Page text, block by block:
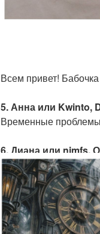
Всем привет!
5. Анна или Kwinto,
Временные
6. Диана или nimfs,